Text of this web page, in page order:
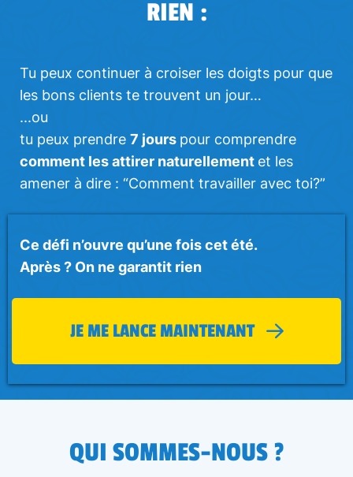
RIEN :
Tu peux continuer à croiser les doigts pour que
les bons clients te trouvent un jour…
...ou
tu peux prendre 7 jours pour comprendre
comment les attirer naturellement et les
amener à dire : “Comment travailler avec toi?”
Ce défi n’ouvre qu’une fois cet été.
Après ? On ne garantit rien
JE ME LANCE MAINTENANT
QUI SOMMES-NOUS ?